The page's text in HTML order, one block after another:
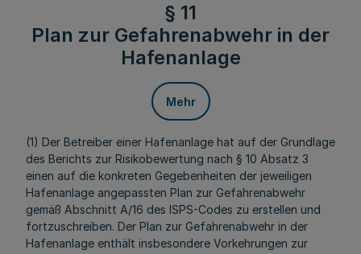
§ 11
Plan zur Gefahrenabwehr in der
Hafenanlage
Mehr
(1) Der Betreiber einer Hafenanlage hat auf der Grundlage
des Berichts zur Risikobewertung nach § 10 Absatz 3
einen auf die konkreten Gegebenheiten der jeweiligen
Hafenanlage angepassten Plan zur Gefahrenabwehr
gemäß Abschnitt A/16 des ISPS-Codes zu erstellen und
fortzuschreiben. Der Plan zur Gefahrenabwehr in der
Hafenanlage enthält insbesondere Vorkehrungen zur